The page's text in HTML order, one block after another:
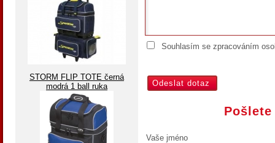
Souhlasím se zpracováním
Vaše jméno
STORM FLIP TOTE černá
modrá 1 ball ruka